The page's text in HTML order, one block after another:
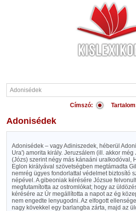
Címszó:
Adonisédek
Adonisédek – vagy Adiniszedek, héberül
Ura') amorita király. Jeruzsálem (ill. akkor még
(Józs) szerint négy más kánaáni uralkodóval,
Eglon királyával szövetségben megtámadta
nemrég ügyes fondorlattal védelmet biztosító
népével. A gibeoniak kérésére Józsue
megfutamította az ostromlókat; hogy az
kérésére az Úr megállította a napot az ég
nem engedte lenyugodni. Az elfogott
nagy kövekkel egy barlangba zárta, majd az